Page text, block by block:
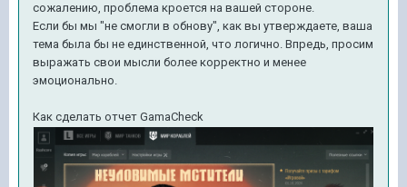
сожалению, проблема кроется на вашей стороне.
Если бы мы "не смогли в обнову", как вы утверждаете, ваша
тема была бы не единственной, что логично. Впредь, просим
выражать свои мысли более корректно и менее
эмоционально.
Как сделать отчет GamaCheck